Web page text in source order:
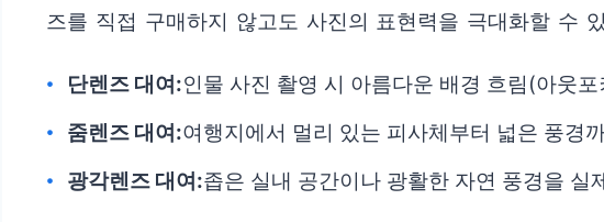
즈를 직접 구매하지 않고도 사진의 표현력을 극대화할 수
단렌즈 대여:인물 사진 촬영 시 아름다운 배경 흐림(아웃
줌렌즈 대여:여행지에서 멀리 있는 피사체부터 넓은 풍경
광각렌즈 대여:좁은 실내 공간이나 광활한 자연 풍경을